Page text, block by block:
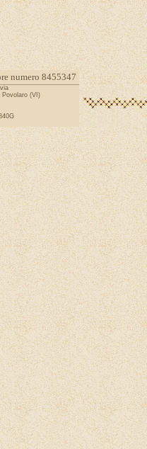
numero 8455347
Povolaro (VI)